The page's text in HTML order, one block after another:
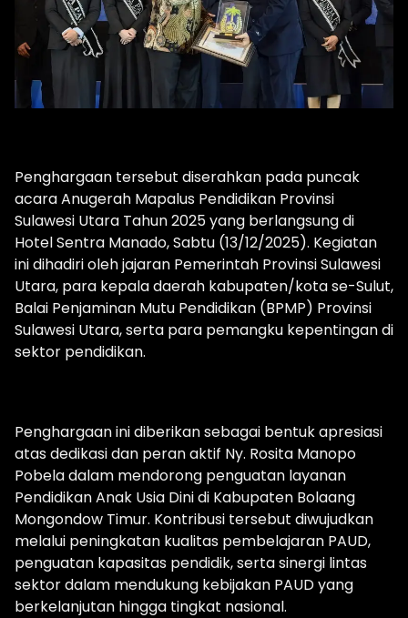
Penghargaan tersebut diserahkan pada puncak
acara Anugerah Mapalus Pendidikan Provinsi
Sulawesi Utara Tahun 2025 yang berlangsung di
Hotel Sentra Manado, Sabtu (13/12/2025). Kegiatan
ini dihadiri oleh jajaran Pemerintah Provinsi Sulawesi
Utara, para kepala daerah kabupaten/kota se-Sulut,
Balai Penjaminan Mutu Pendidikan (BPMP) Provinsi
Sulawesi Utara, serta para pemangku kepentingan di
sektor pendidikan.
Penghargaan ini diberikan sebagai bentuk apresiasi
atas dedikasi dan peran aktif Ny. Rosita Manopo
Pobela dalam mendorong penguatan layanan
Pendidikan Anak Usia Dini di Kabupaten Bolaang
Mongondow Timur. Kontribusi tersebut diwujudkan
melalui peningkatan kualitas pembelajaran PAUD,
penguatan kapasitas pendidik, serta sinergi lintas
sektor dalam mendukung kebijakan PAUD yang
berkelanjutan hingga tingkat nasional.